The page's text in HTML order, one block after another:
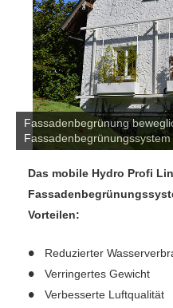
Fassadenbegrünung
Das mobile Hydro Profi
Vorteilen:
Reduzierter
Verringertes Gewicht
Verbesserte Luftqualität